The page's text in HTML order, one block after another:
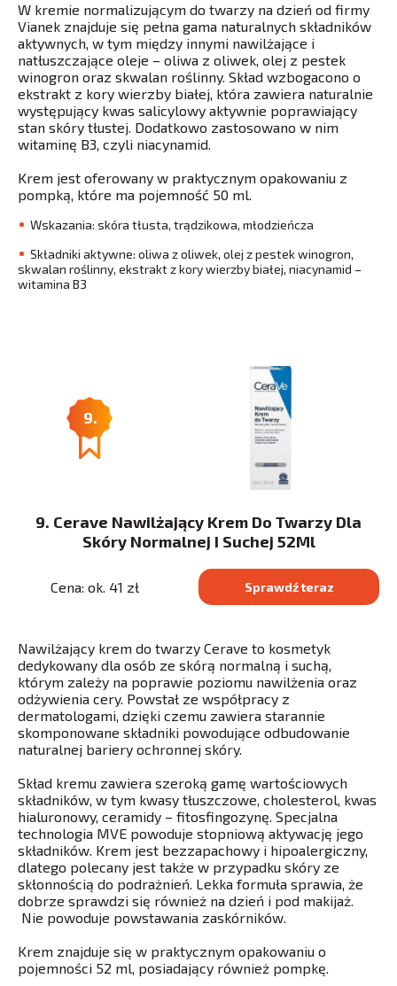
W kremie normalizującym do twarzy na dzień od firmy
Vianek znajduje się pełna gama naturalnych składników
aktywnych, w tym między innymi nawilżające i
natłuszczające oleje – oliwa z oliwek, olej z pestek
winogron oraz skwalan roślinny. Skład wzbogacono o
ekstrakt z kory wierzby białej, która zawiera naturalnie
występujący kwas salicylowy aktywnie poprawiający
stan skóry tłustej. Dodatkowo zastosowano w nim
witaminę B3, czyli niacynamid.
Krem jest oferowany w praktycznym opakowaniu z
pompką, które ma pojemność 50 ml.
Wskazania: skóra tłusta, trądzikowa, młodzieńcza
Składniki aktywne: oliwa z oliwek, olej z pestek winogron,
skwalan roślinny, ekstrakt z kory wierzby białej, niacynamid –
witamina B3
9.
9. Cerave Nawilżający Krem Do Twarzy Dla
Skóry Normalnej I Suchej 52Ml
Cena: ok. 41 zł Sprawdź teraz
Nawilżający krem do twarzy Cerave to kosmetyk
dedykowany dla osób ze skórą normalną i suchą,
którym zależy na poprawie poziomu nawilżenia oraz
odżywienia cery. Powstał ze współpracy z
dermatologami, dzięki czemu zawiera starannie
skomponowane składniki powodujące odbudowanie
naturalnej bariery ochronnej skóry.
Skład kremu zawiera szeroką gamę wartościowych
składników, w tym kwasy tłuszczowe, cholesterol, kwas
hialuronowy, ceramidy – fitosfingozynę. Specjalna
technologia MVE powoduje stopniową aktywację jego
składników. Krem jest bezzapachowy i hipoalergiczny,
dlatego polecany jest także w przypadku skóry ze
skłonnością do podrażnień. Lekka formuła sprawia, że
dobrze sprawdzi się również na dzień i pod makijaż.
Nie powoduje powstawania zaskórników.
Krem znajduje się w praktycznym opakowaniu o
pojemności 52 ml, posiadający również pompkę.